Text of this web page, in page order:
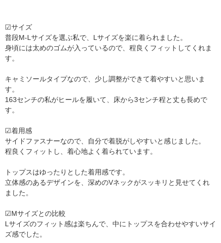
☑︎サイズ
普段M-Lサイズを選ぶ私で、Lサイズを楽に着られました。
身頃には太めのゴムが入っているので、程良くフィットしてくれま
す。
キャミソールタイプなので、少し調整ができて着やすいと思いま
す。
163センチの私がヒールを履いて、床から3センチ程と丈も長めで
す。
☑︎着用感
サイドファスナーなので、自分で着脱がしやすいと感じました。
程良くフィットし、着心地よく着られています。
トップスはゆったりとした着用感です。
立体感のあるデザインを、深めのVネックがスッキリと見せてくれ
ました。
☑︎Mサイズとの比較
Lサイズのフィット感は楽ちんで、中にトップスを合わせやすいサイ
ズ感でした。